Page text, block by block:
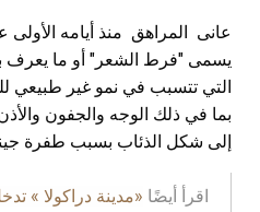
عانى المراهق منذ أيامه
يسمى "فرط الشعر" أو ما يعرف
التي تتسبب في نمو غير طبيعي
بما في ذلك الوجه والجفون
إلى شكل الذئاب بسبب طفرة
اقرأ أيضًا «مدينة دراكولا »